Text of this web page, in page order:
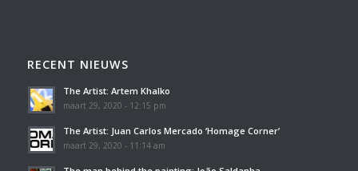
RECENT NIEUWS
The Artist: Artem Khalko
maart 29, 2020 - 12:15 pm
The Artist: Juan Carlos Mercado ‘Homage Corner’
maart 29, 2020 - 11:14 am